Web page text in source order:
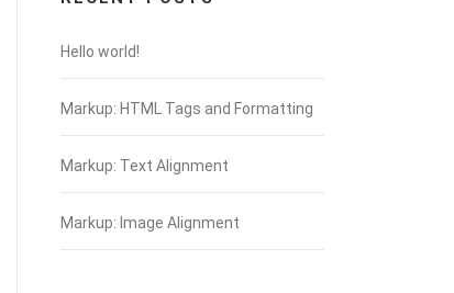
Hello world!
Markup: HTML Tags and Formatting
Markup: Text Alignment
Markup: Image Alignment